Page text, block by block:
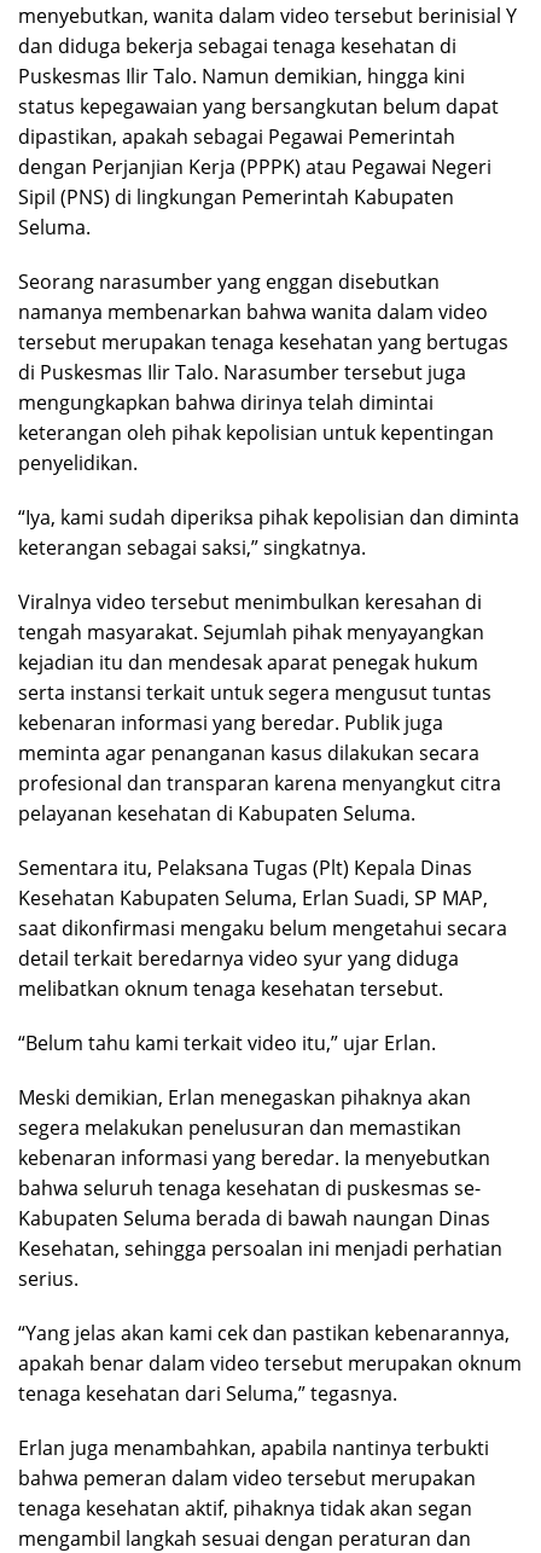
menyebutkan, wanita dalam video tersebut berinisial Y
dan diduga bekerja sebagai tenaga kesehatan di
Puskesmas Ilir Talo. Namun demikian, hingga kini
status kepegawaian yang bersangkutan belum dapat
dipastikan, apakah sebagai Pegawai Pemerintah
dengan Perjanjian Kerja (PPPK) atau Pegawai Negeri
Sipil (PNS) di lingkungan Pemerintah Kabupaten
Seluma.
Seorang narasumber yang enggan disebutkan
namanya membenarkan bahwa wanita dalam video
tersebut merupakan tenaga kesehatan yang bertugas
di Puskesmas Ilir Talo. Narasumber tersebut juga
mengungkapkan bahwa dirinya telah dimintai
keterangan oleh pihak kepolisian untuk kepentingan
penyelidikan.
“Iya, kami sudah diperiksa pihak kepolisian dan diminta
keterangan sebagai saksi,” singkatnya.
Viralnya video tersebut menimbulkan keresahan di
tengah masyarakat. Sejumlah pihak menyayangkan
kejadian itu dan mendesak aparat penegak hukum
serta instansi terkait untuk segera mengusut tuntas
kebenaran informasi yang beredar. Publik juga
meminta agar penanganan kasus dilakukan secara
profesional dan transparan karena menyangkut citra
pelayanan kesehatan di Kabupaten Seluma.
Sementara itu, Pelaksana Tugas (Plt) Kepala Dinas
Kesehatan Kabupaten Seluma, Erlan Suadi, SP MAP,
saat dikonfirmasi mengaku belum mengetahui secara
detail terkait beredarnya video syur yang diduga
melibatkan oknum tenaga kesehatan tersebut.
“Belum tahu kami terkait video itu,” ujar Erlan.
Meski demikian, Erlan menegaskan pihaknya akan
segera melakukan penelusuran dan memastikan
kebenaran informasi yang beredar. Ia menyebutkan
bahwa seluruh tenaga kesehatan di puskesmas se-
Kabupaten Seluma berada di bawah naungan Dinas
Kesehatan, sehingga persoalan ini menjadi perhatian
serius.
“Yang jelas akan kami cek dan pastikan kebenarannya,
apakah benar dalam video tersebut merupakan oknum
tenaga kesehatan dari Seluma,” tegasnya.
Erlan juga menambahkan, apabila nantinya terbukti
bahwa pemeran dalam video tersebut merupakan
tenaga kesehatan aktif, pihaknya tidak akan segan
mengambil langkah sesuai dengan peraturan dan